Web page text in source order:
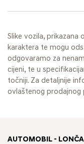
Slike vozila, prikazana
karaktera te mogu
odgovaramo za
cijeni, te u
točniji. Za detaljnije
ovlaštenog prodajnog
AUTOMOBIL -